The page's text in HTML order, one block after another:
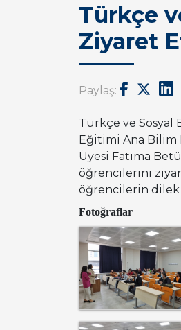
Türkçe
Ziyaret
Paylaş:
Türkçe ve Sosyal
Eğitimi Ana Bilim
Üyesi Fatıma
öğrencilerini
öğrencilerin
Fotoğraflar